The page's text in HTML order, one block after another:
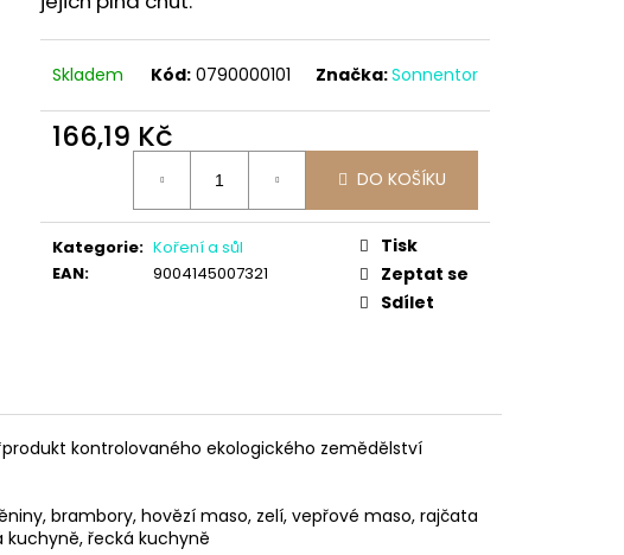
Skladem Kód: 0790000101 Značka:Sonnentor
166,19 Kč
DO KOŠÍKU
Kategorie: Koření a sůl
EAN: 9004145007321
Tisk
Zeptat se
Sdílet
kontrolovaného ekologického zemědělství
brambory, hovězí maso, zelí, vepřové maso, rajčata
kuchyně, řecká kuchyně